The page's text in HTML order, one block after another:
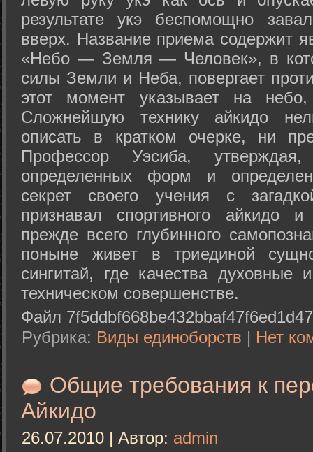
результате укэ беспомощно
вверх. Название приема содержит
«Небо — Земля — Человек», в
силы Земли и Неба, повергает
этот момент указывает на
Сложнейшую технику айкидо
описать в кратком очерке, ни
Профессор Уэсиба,
определенных форм и
секрет своего учения с
признавал спортивного айкидо
прежде всего глубинного
поныне живет в триединой
сингитай, где качества духовные
техническом совершенстве.
Файл
Рубрика: Виды единоборств | Нет
Общие требования к
Айкидо
26.07.2010 | Автор: admin